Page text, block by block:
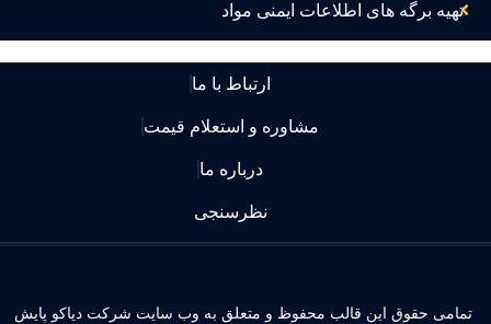
تهیه برگه های اطلاعات ایمنی مواد
ارتباط با ما
مشاوره و استعلام قیمت
درباره ما
نظرسنجی
حقوق این قالب محفوظ و متعلق به وب سایت شرکت دیاکو پایش